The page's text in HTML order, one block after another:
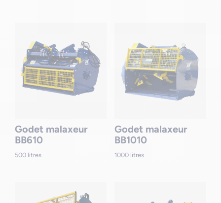
Godet malaxeur
BB610
500 litres
Godet malaxeur
BB1010
1000 litres